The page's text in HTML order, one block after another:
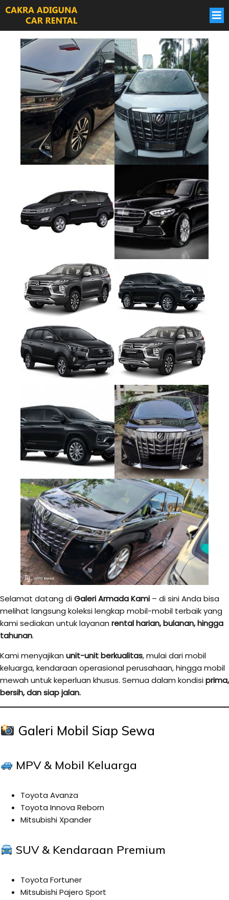
Selamat datang diGaleri Armada Kami – di sini Anda bisa
melihat langsung koleksi lengkap mobil-mobil terbaik yang
kami sediakan untuk layanan rental harian, bulanan, hingga
tahunan.
Kami menyajikan unit-unit berkualitas, mulai dari mobil
keluarga, kendaraan operasional perusahaan, hingga mobil
mewah untuk keperluan khusus. Semua dalam kondisiprima,
bersih, dan siap jalan.
Galeri Mobil Siap Sewa
MPV & Mobil Keluarga
Toyota Avanza
Toyota Innova Reborn
Mitsubishi Xpander
SUV & Kendaraan Premium
Toyota Fortuner
Mitsubishi Pajero Sport